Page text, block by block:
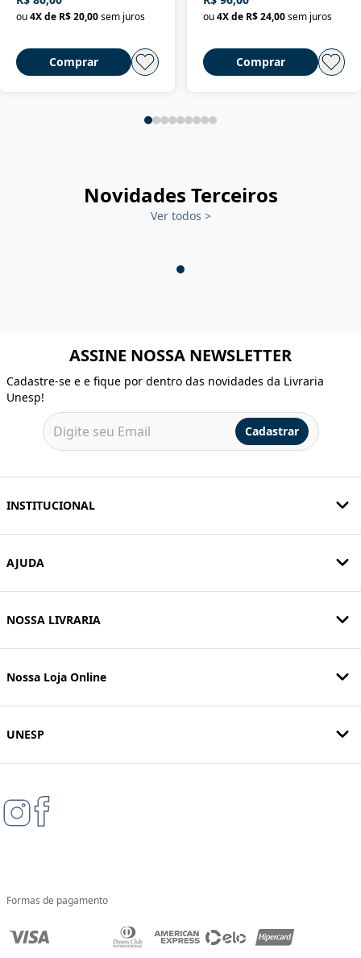
ou4X de R$ 20,00sem juros
Comprar
ou 4X de R$ 24,00 sem juros
Comprar
Novidades Terceiros
Ver todos >
ASSINE NOSSA NEWSLETTER
Cadastre-se e e fique por dentro das novidades da Livraria
Unesp!
Cadastrar
INSTITUCIONAL
AJUDA
NOSSA LIVRARIA
Nossa Loja Online
UNESP
Formas de pagamento